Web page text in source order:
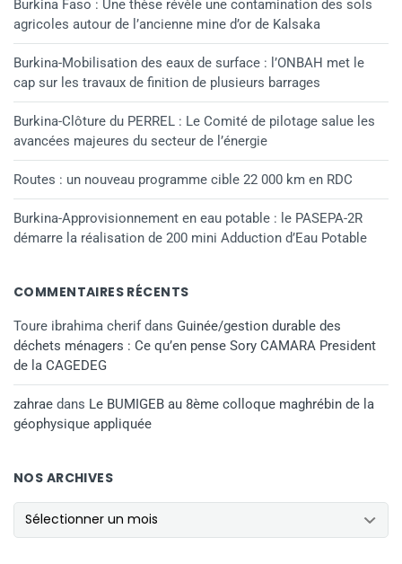
Burkina Faso : Une thèse révèle une contamination des sols
agricoles autour de l’ancienne mine d’or de Kalsaka
Burkina-Mobilisation des eaux de surface : l’ONBAH met le
cap sur les travaux de finition de plusieurs barrages
Burkina-Clôture du PERREL : Le Comité de pilotage salue les
avancées majeures du secteur de l’énergie
Routes : un nouveau programme cible 22 000 km en RDC
Burkina-Approvisionnement en eau potable : le PASEPA-2R
démarre la réalisation de 200 mini Adduction d’Eau Potable
COMMENTAIRES RÉCENTS
Toure ibrahima cherifdans Guinée/gestion durable des
déchets ménagers : Ce qu’en pense Sory CAMARA President
de la CAGEDEG
zahrae dans Le BUMIGEB au 8ème colloque maghrébin de la
géophysique appliquée
NOS ARCHIVES